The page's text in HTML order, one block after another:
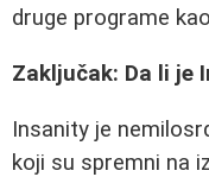
druge programe
Zaključak: Da li je
Insanity je
koji su spremni na